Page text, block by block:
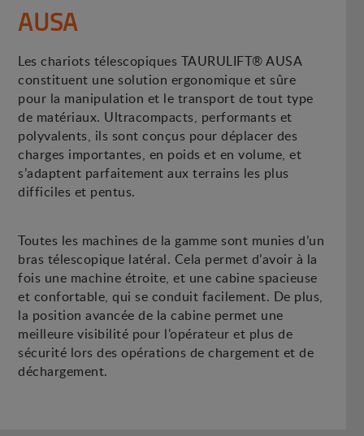
AUSA
Les chariots télescopiques TAURULIFT® AUSA
constituent une solution ergonomique et sûre
pour la manipulation et le transport de tout type
de matériaux. Ultracompacts, performants et
polyvalents, ils sont conçus pour déplacer des
charges importantes, en poids et en volume, et
s’adaptent parfaitement aux terrains les plus
difficiles et pentus.
Toutes les machines de la gamme sont munies d’un
bras télescopique latéral. Cela permet d’avoir à la
fois une machine étroite, et une cabine spacieuse
et confortable, qui se conduit facilement. De plus,
la position avancée de la cabine permet une
meilleure visibilité pour l’opérateur et plus de
sécurité lors des opérations de chargement et de
déchargement.